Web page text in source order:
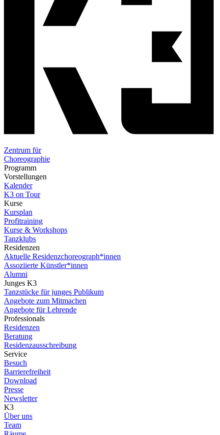
Zentrum für
Choreographie
Programm
Vorstellungen
Kalender
K3 on Tour
Kurse
Kursplan
Profitraining
Kurse & Workshops
Tanzklubs
Residenzen
Aktuelle Residenzchoreograph*innen
Assoziierte Künstler*innen
Alumni
Junges K3
Tanzstücke für junges Publikum
Angebote zum Mitmachen
Angebote für Lehrende
Professionals
Residenzen
Beratung
Residenzausschreibung
Service
Besuch
Barrierefreiheit
Download
Presse
Newsletter
K3
Über uns
Team